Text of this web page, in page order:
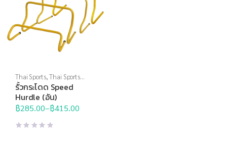
Thai Sports,Thai Sports
Brand,อุปกรณ์ฝึกซ้อม
สนาม,อุปกรณ์สนามอื่นๆ
รั้วกระโดด Speed
Hurdle (อัน)
฿285.00–฿415.00
Price
range:
฿285.00